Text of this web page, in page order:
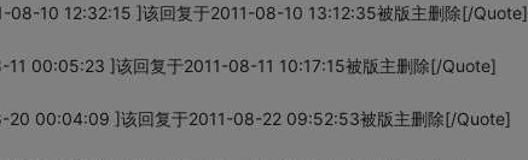
08-10 12:32:15 ]该回复于2011-08-10 13:12:35被版主删除[/Quote]
00:05:23 ]该回复于2011-08-11 10:17:15被版主删除[/Quote]
20 00:04:09 ]该回复于2011-08-22 09:52:53被版主删除[/Quote]